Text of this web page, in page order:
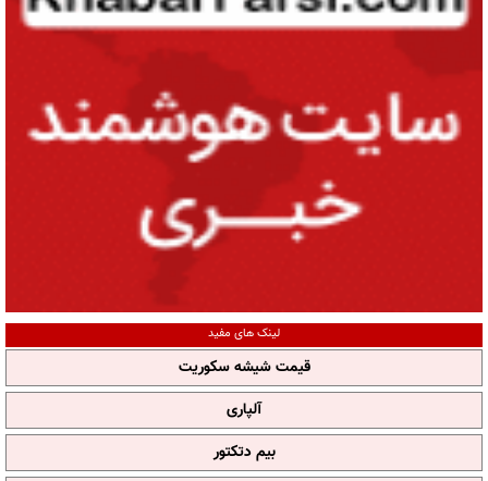
لینک های مفید
قیمت شیشه سکوریت
آلپاری
بیم دتکتور